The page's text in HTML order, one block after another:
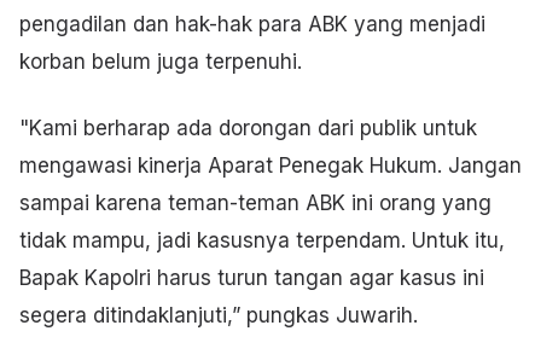
pengadilan dan hak-hak para ABK yang menjadi
korban belum juga terpenuhi.
"Kami berharap ada dorongan dari publik untuk
mengawasi kinerja Aparat Penegak Hukum. Jangan
sampai karena teman-teman ABK ini orang yang
tidak mampu, jadi kasusnya terpendam. Untuk itu,
Bapak Kapolri harus turun tangan agar kasus ini
segera ditindaklanjuti,” pungkas Juwarih.